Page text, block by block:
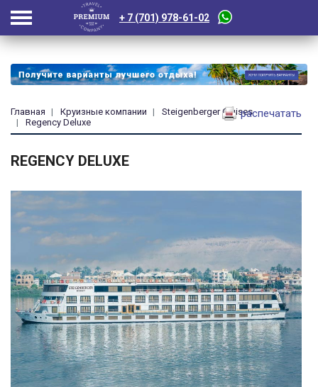
+ 7 (701) 978-61-02
Главная Круизные компании
Steigenberger Cruises
Regency Deluxe
распечатать
REGENCY DELUXE